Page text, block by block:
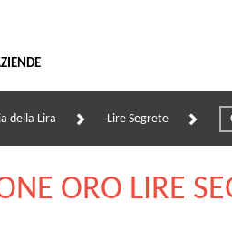
della Lira Lire Segrete
ORO LIRE